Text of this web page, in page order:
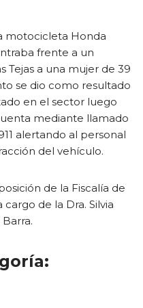
motocicleta Honda
frente a un
Tejas a una mujer de 39
se dio como resultado
en el sector luego
mediante llamado
alertando al personal
del vehículo.
de la Fiscalía de
de la Dra. Silvia